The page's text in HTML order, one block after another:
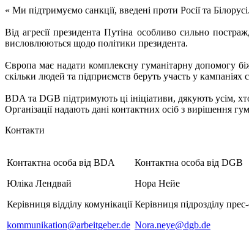
« Ми підтримуємо санкції, введені проти Росії та Білорусі.
Від агресії президента Путіна особливо сильно
висловлюються щодо політики президента.
Європа має надати комплексну гуманітарну допомогу
скільки людей та підприємств беруть участь у
BDA та DGB підтримують ці ініціативи, дякують усім,
Організації надають дані контактних осіб з вирішення
Контакти
Контактна особа від BDA
Юліка Лендвай
Керівниця відділу комунікації
kommunikation@arbeitgeber.de
Контактна особа від DGB
Нора Нейе
Керівниця підрозділу
Nora.neye@dgb.de